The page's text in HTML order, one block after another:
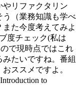
やリファクタリン
う（業務知識も学べ
た今度考えてみよ
度チェック(私は
で現時点ではこれ
みたいですね。番組
ススメですよ。
Introduction to